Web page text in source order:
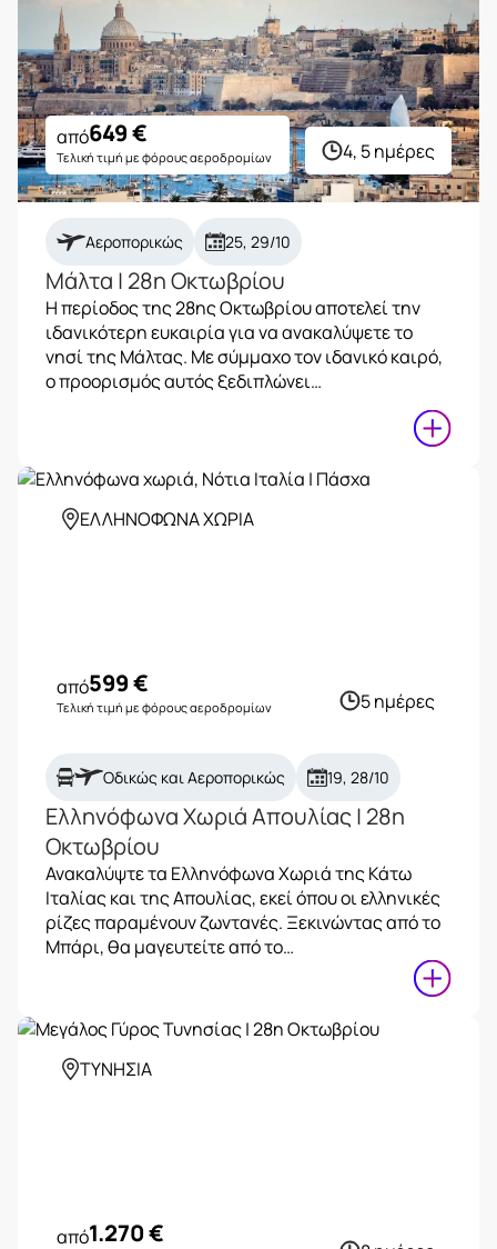
4, 5 ημέρες
από649€
Τελική τιμή με φόρους αεροδρομίων
Αεροπορικώς 25, 29/10
Μάλτα | 28η Οκτωβρίου
Η περίοδος της 28ης Οκτωβρίου αποτελεί την
ιδανικότερη ευκαιρία για να ανακαλύψετε το
νησί της Μάλτας. Με σύμμαχο τον ιδανικό καιρό,
ο προορισμός αυτός ξεδιπλώνει…
ΕΛΛΗΝΟΦΩΝΑ ΧΩΡΙΑ
5 ημέρες
από599€
Τελική τιμή με φόρους αεροδρομίων
Οδικώς και Αεροπορικώς 19, 28/10
Ελληνόφωνα Χωριά Απουλίας | 28η
Οκτωβρίου
Ανακαλύψτε τα Ελληνόφωνα Χωριά της Κάτω
Ιταλίας και της Απουλίας, εκεί όπου οι ελληνικές
ρίζες παραμένουν ζωντανές. Ξεκινώντας από το
Μπάρι, θα μαγευτείτε από το…
ΤΥΝΗΣΙΑ
από1.270€